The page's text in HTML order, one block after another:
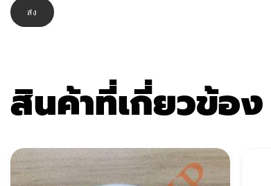
สินค้าที่เกี่ยวข้อง